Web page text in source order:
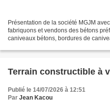
Présentation de la société MGJM
fabriquons et vendons des bétons
caniveaux bétons, bordures de
Terrain constructible à
Publié le 14/07/2026 à 12:51
Par Jean Kacou